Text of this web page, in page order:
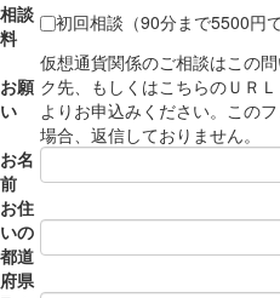
相談
料
初回相談（90分まで5500円
お願
い
仮想通貨関係のご相談はこの
ク先、もしくはこちらのＵＲ
よりお申込みください。この
場合、返信しておりません。
お名
前
お住
いの
都道
府県